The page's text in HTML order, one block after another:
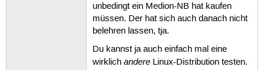
unbedingt ein Medion-NB hat kaufen
müssen. Der hat sich auch danach nicht
belehren lassen, tja.
Du kannst ja auch einfach mal eine
wirklich andereLinux-Distribution testen.